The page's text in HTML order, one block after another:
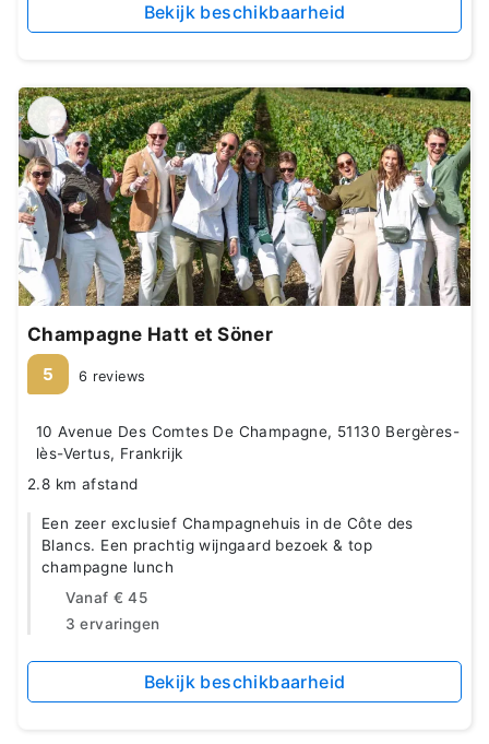
Bekijk beschikbaarheid
Champagne Hatt et Söner
5 6 reviews
10 Avenue Des Comtes De Champagne, 51130 Bergères-
lès-Vertus, Frankrijk
2.8 km afstand
Een zeer exclusief Champagnehuis in de Côte des
Blancs. Een prachtig wijngaard bezoek & top
champagne lunch
Vanaf € 45
3 ervaringen
Bekijk beschikbaarheid